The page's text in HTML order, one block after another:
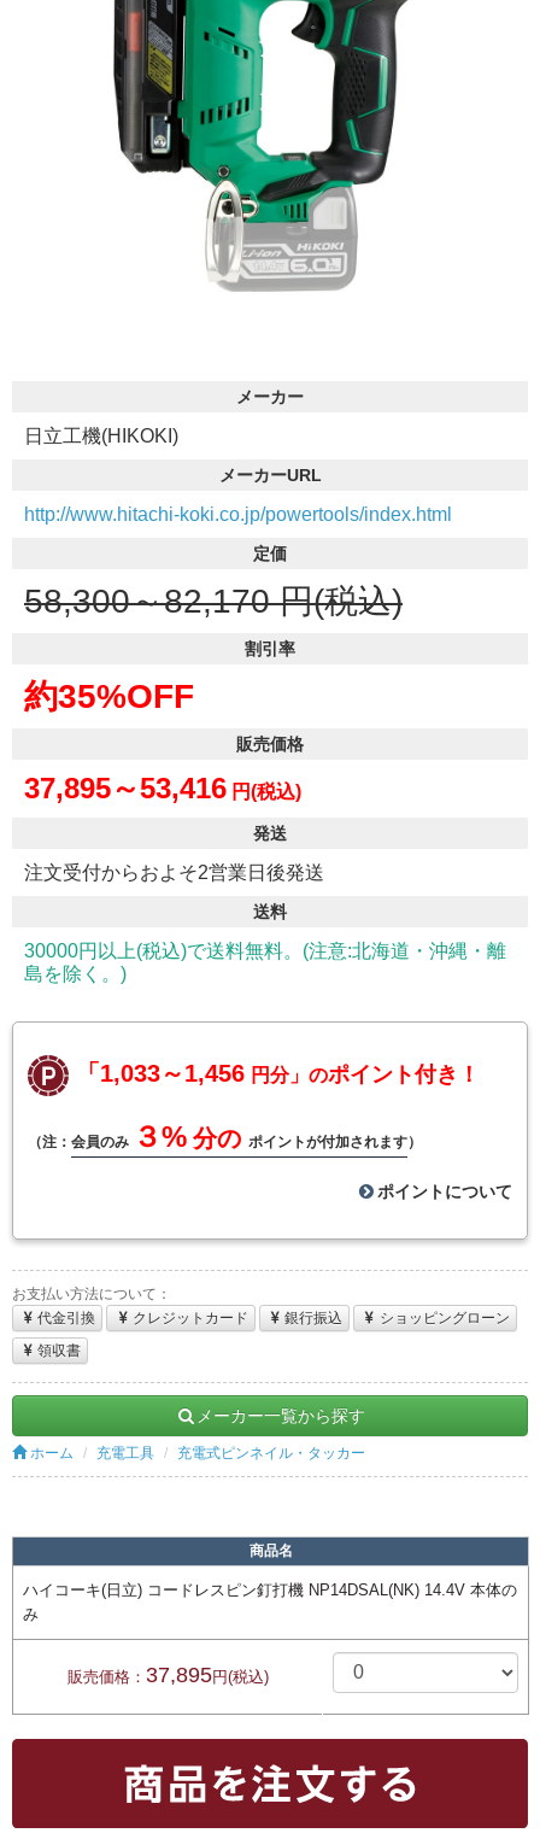
メーカー
日立工機(HIKOKI)
メーカーURL
http://www.hitachi-koki.co.jp/powertools/index.html
定価
58,300～82,170 円(税込)
割引率
約35%OFF
販売価格
37,895～53,416 円(税込)
発送
注文受付からおよそ2営業日後発送
送料
30000円以上(税込)で送料無料。(注意:北海道・沖縄・離
島を除く。)
「1,033～1,456 円分」のポイント付き！
（注： 会員のみ ３% 分の ポイントが付加されます）
ポイントについて
お支払い方法について：
代金引換
クレジットカード 銀行振込
ショッピングローン
領収書
メーカー一覧から探す
ホーム 充電工具 充電式ピンネイル・タッカー
商品名
ハイコーキ(日立) コードレスピン釘打機 NP14DSAL(NK) 14.4V 本体の
み
販売価格： 37,895円(税込)